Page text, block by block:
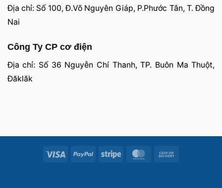
Địa chỉ: Số 100, Đ.Võ Nguyên Giáp, P.Phước Tân, T. Đồng
Nai
Công Ty CP cơ điện
Địa chỉ: Số 36 Nguyễn Chí Thanh, TP. Buôn Ma Thuột,
Đăklăk
Visa PayPal Stripe MasterCard